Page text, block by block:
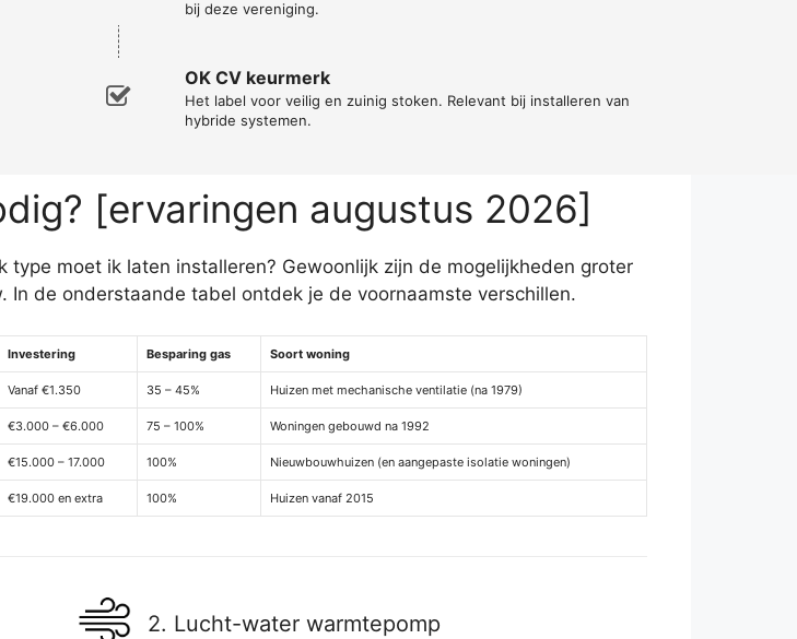
bij deze vereniging.
OK CV keurmerk
Het label voor veilig en zuinig stoken. Relevant bij installeren van
hybride systemen.
[ervaringen augustus 2026]
moet ik laten installeren? Gewoonlijk zijn de mogelijkheden groter
de onderstaande tabel ontdek je de voornaamste verschillen.
Investering Besparing gas Soort woning
Vanaf €1.350 35 – 45% Huizen met mechanische ventilatie (na 1979)
€3.000 – €6.000 75 – 100% Woningen gebouwd na 1992
€15.000 – 17.000 100% Nieuwbouwhuizen (en aangepaste isolatie woningen)
€19.000 en extra 100% Huizen vanaf 2015
2. Lucht-water warmtepomp